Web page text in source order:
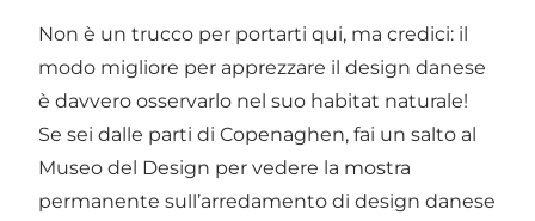
Non è un trucco per portarti qui, ma credici: il
modo migliore per apprezzare il design danese
è davvero osservarlo nel suo habitat naturale!
Se sei dalle parti di Copenaghen, fai un salto al
Museo del Design per vedere la mostra
permanente sull’arredamento di design danese